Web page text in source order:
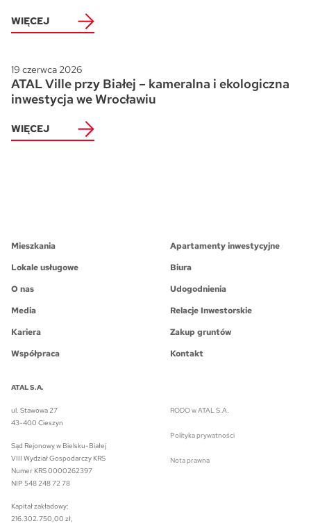
WIĘCEJ
19 czerwca 2026
ATAL Ville przy Białej – kameralna i ekologiczna
inwestycja we Wrocławiu
WIĘCEJ
Mieszkania
Apartamenty inwestycyjne
Lokale usługowe
Biura
O nas
Udogodnienia
Media
Relacje Inwestorskie
Kariera
Zakup gruntów
Współpraca
Kontakt
ATAL S.A.
ul. Stawowa 27
43-400 Cieszyn
Sąd Rejonowy w Bielsku-Białej
VIII Wydział Gospodarczy KRS
Numer KRS 0000262397
NIP 548 248 72 78
Kapitał zakładowy:
216.302.750,00 zł,
RODO w ATAL S.A.
Polityka prywatności
Nota prawna